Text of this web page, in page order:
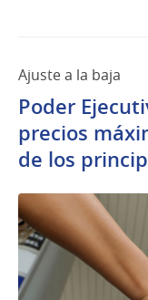
Ajuste a la baja
Poder
precios
de los